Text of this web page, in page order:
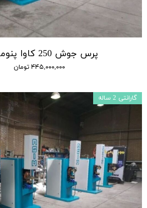
پرس جوش 250 کاوا پنوماتیک
۴۴۵,۰۰۰,۰۰۰ تومان
گارانتی 2 ساله